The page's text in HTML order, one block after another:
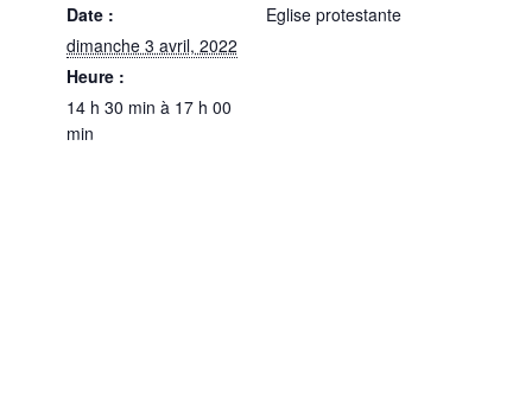
Date :
dimanche 3 avril, 2022
Heure :
14 h 30 min à 17 h 00
min
Eglise protestante